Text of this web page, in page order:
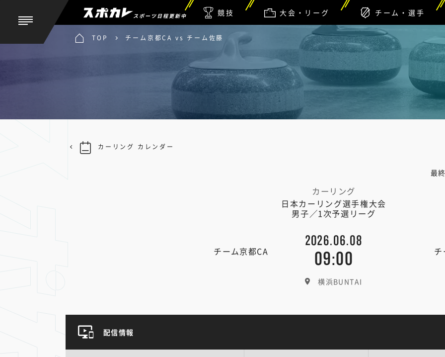
スポーツ日程更新中 競技 大会・リーグ チーム・選手
TOP チーム京都CA vs チーム佐藤
最
カーリング
日本カーリング選手権大会
男子／1次予選リーグ
チーム京都CA
2026.06.08
09:00
横浜BUNTAI
カーリング カレンダー
配信情報